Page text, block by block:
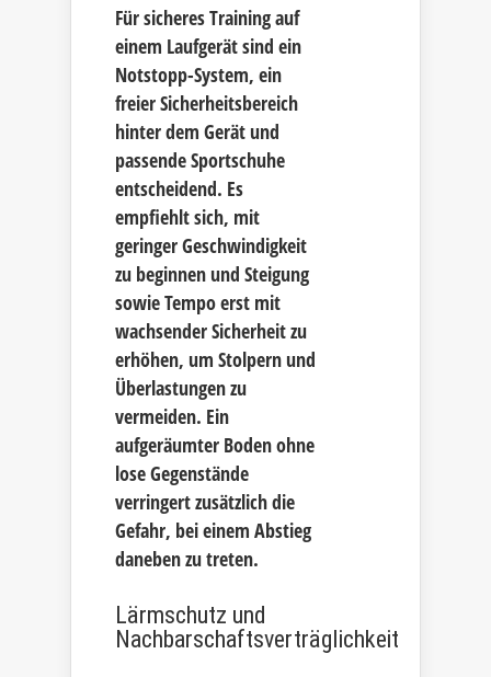
Für sicheres Training auf
einem Laufgerät sind ein
Notstopp-System, ein
freier Sicherheitsbereich
hinter dem Gerät und
passende Sportschuhe
entscheidend. Es
empfiehlt sich, mit
geringer Geschwindigkeit
zu beginnen und Steigung
sowie Tempo erst mit
wachsender Sicherheit zu
erhöhen, um Stolpern und
Überlastungen zu
vermeiden. Ein
aufgeräumter Boden ohne
lose Gegenstände
verringert zusätzlich die
Gefahr, bei einem Abstieg
daneben zu treten.
Lärmschutz und
Nachbarschaftsverträglichkeit